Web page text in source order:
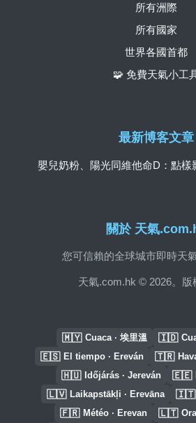
關於 天氣
您可信賴的全球城市即時天
天氣.com.hk © 2026。版
所有洲際
所有國家
世界各國首都
🧩 免費天氣小工
最新博客文章
嬰兒奶粉、陽光同維他命D：點樣
🇲🇾 Cuaca · 埃里溫 🇮🇩
🇪🇸 El tiempo · Ereván 🇹🇷
🇭🇺 Időjárás · Jereván 🇪🇪
🇱🇻 Laikapstākļi · Erevāna 🇮🇹
🇫🇷 Météo · Erevan 🇱🇹